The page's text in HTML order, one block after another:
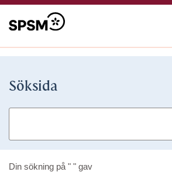
Söksida
Din sökning på " " gav